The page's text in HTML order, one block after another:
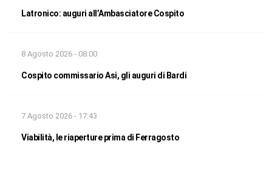
Latronico: auguri all’Ambasciatore Cospito
8 Agosto 2026 - 08:00
Cospito commissario Asi, gli auguri di Bardi
7 Agosto 2026 - 17:43
Viabilità, le riaperture prima di Ferragosto